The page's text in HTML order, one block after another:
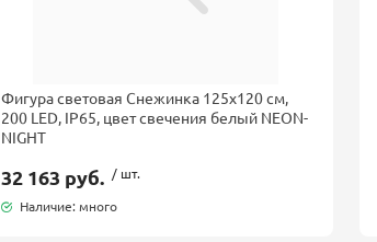
Фигура световая Снежинка 125х120 см,
200 LED, IP65, цвет свечения белый NEON-
NIGHT
32 163 руб. / шт.
Наличие: много